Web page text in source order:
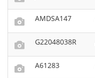
AMDSA147
G22048038R
A61283